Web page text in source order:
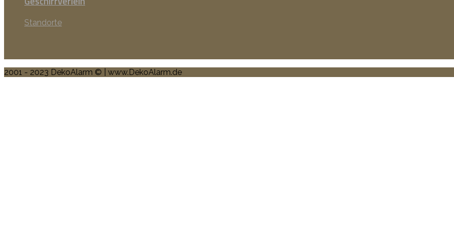
Standorte
2001 - 2023 DekoAlarm © | www.DekoAlarm.de